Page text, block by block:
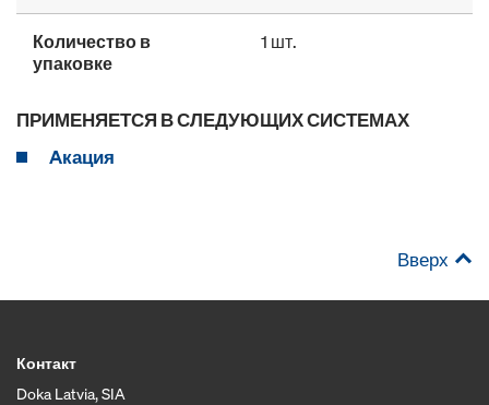
Количество в
упаковке
1 шт.
ПРИМЕНЯЕТСЯ В СЛЕДУЮЩИХ СИСТЕМАХ
Aкация
Вверх
Контакт
Doka Latvia, SIA